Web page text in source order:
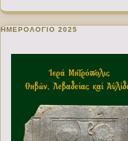
ΗΜΕΡΟΛΟΓΙΟ 2025